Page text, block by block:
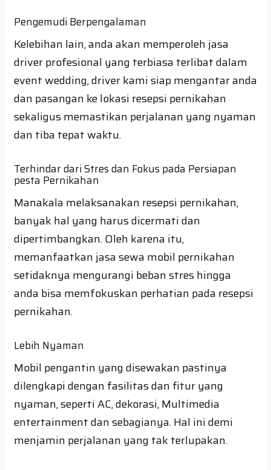
Pengemudi Berpengalaman
Kelebihan lain, anda akan memperoleh jasa
driver profesional yang terbiasa terlibat dalam
event wedding, driver kami siap mengantar anda
dan pasangan ke lokasi resepsi pernikahan
sekaligus memastikan perjalanan yang nyaman
dan tiba tepat waktu.
Terhindar dari Stres dan Fokus pada Persiapan
pesta Pernikahan
Manakala melaksanakan resepsi pernikahan,
banyak hal yang harus dicermati dan
dipertimbangkan. Oleh karena itu,
memanfaatkan jasa sewa mobil pernikahan
setidaknya mengurangi beban stres hingga
anda bisa memfokuskan perhatian pada resepsi
pernikahan.
Lebih Nyaman
Mobil pengantin yang disewakan pastinya
dilengkapi dengan fasilitas dan fitur yang
nyaman, seperti AC, dekorasi, Multimedia
entertainment dan sebagianya. Hal ini demi
menjamin perjalanan yang tak terlupakan.